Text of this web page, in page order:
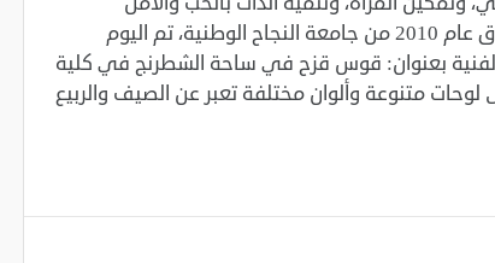
والسلام، خريجة قسم علم النفس بتفوق عام 2010 من جامعة النجاح الوطنية، تم اليوم
الفنية بعنوان: قوس قزح في ساحة الشطرنج في كلية
متنوعة وألوان مختلفة تعبر عن الصيف والربيع